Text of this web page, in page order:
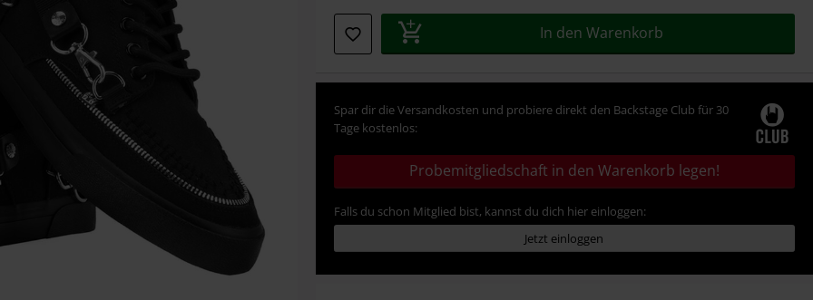
In den Warenkorb
Spar dir die Versandkosten und probiere direkt den Backstage Club für 30
Tage kostenlos:
Probemitgliedschaft in den Warenkorb legen!
Falls du schon Mitglied bist, kannst du dich hier einloggen:
Jetzt einloggen